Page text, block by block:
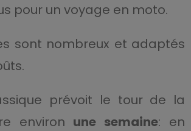
pour un voyage en moto.
sont nombreux et adaptés
prévoit le tour de la
environ une semaine: en